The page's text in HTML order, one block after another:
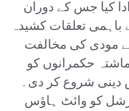
کیا جس کے دوران
تعلقات کشیدہ
مودی کی مخالفت
حکمرانوں کو
دینی شروع کر دی۔
کو وائٹ ہاؤس